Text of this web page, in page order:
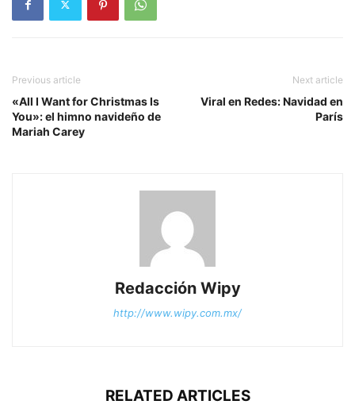
Previous article
«All I Want for Christmas Is
You»: el himno navideño de
Mariah Carey
Next article
Viral en Redes: Navidad en
París
Redacción Wipy
http://www.wipy.com.mx/
RELATED ARTICLES